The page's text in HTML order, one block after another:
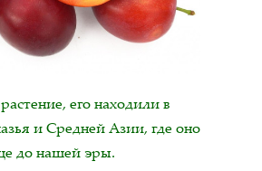
его находили в
и Средней Азии, где оно
до нашей эры.